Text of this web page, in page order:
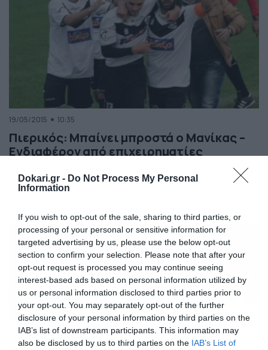
Dokari.gr - Do Not Process My Personal
Information
If you wish to opt-out of the sale, sharing to third parties, or
processing of your personal or sensitive information for
targeted advertising by us, please use the below opt-out
section to confirm your selection. Please note that after your
opt-out request is processed you may continue seeing
interest-based ads based on personal information utilized by
us or personal information disclosed to third parties prior to
your opt-out. You may separately opt-out of the further
disclosure of your personal information by third parties on the
IAB’s list of downstream participants. This information may
also be disclosed by us to third parties on the IAB’s List of
19/05/2015 10:35
Πιερικός: Μπαίνει μπροστά ο Μανίκας –
Ενδιαφέρον από επιχειρηματίες
Λίγες ημέρες μετά την επίσημη απόσυρση του Πιερικού
από το πρωτάθλημα της Football League, υπάρχει η
φημολογία ότι ο Ηλίας Μανίκας με τη βοήθεια ντόπιων
ομάδας. Όπως χαρακτηριστικά αναφέρει δημοσίευμα
του «flnews.gr», ο πρώην ποδοσφαιριστής και νυν
τεχνικός διευθυντής, Ηλίας Μανίκας έχει έρθει σε
επαφή με επιχειρηματίες από την […]